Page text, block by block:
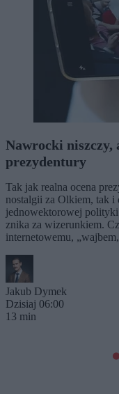
Nawrocki niszczy,
prezydentury
Tak jak realna ocena
nostalgii za Olkiem, tak i
jednowektorowej
znika za wizerunkiem.
internetowemu,
Jakub Dymek
Dzisiaj 06:00
13 min